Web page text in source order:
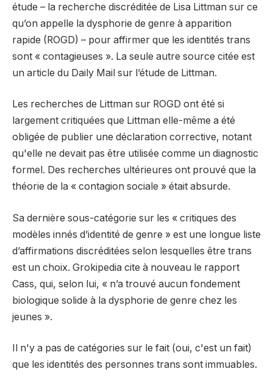
étude – la recherche discréditée de Lisa Littman sur ce
qu’on appelle la dysphorie de genre à apparition
rapide (ROGD) – pour affirmer que les identités trans
sont « contagieuses ». La seule autre source citée est
un article du Daily Mail sur l’étude de Littman.
Les recherches de Littman sur ROGD ont été si
largement critiquées que Littman elle-même a été
obligée de publier une déclaration corrective, notant
qu'elle ne devait pas être utilisée comme un diagnostic
formel. Des recherches ultérieures ont prouvé que la
théorie de la « contagion sociale » était absurde.
Sa dernière sous-catégorie sur les « critiques des
modèles innés d’identité de genre » est une longue liste
d’affirmations discréditées selon lesquelles être trans
est un choix. Grokipedia cite à nouveau le rapport
Cass, qui, selon lui, « n’a trouvé aucun fondement
biologique solide à la dysphorie de genre chez les
jeunes ».
Il n'y a pas de catégories sur le fait (oui, c'est un fait)
que les identités des personnes trans sont immuables.